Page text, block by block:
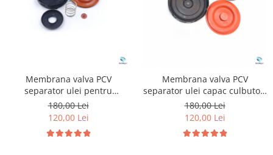
Membrana valva PCV
separator ulei pentru
Volkswagen Audi Seat Skoda
1.8 2.0 TFSI TSI
180,00 Lei
120,00 Lei
Membrana valva PCV
separator ulei capac culbutori
pentru Volkswagen Audi 1.4
2.0 2.5 3.6
180,00 Lei
120,00 Lei